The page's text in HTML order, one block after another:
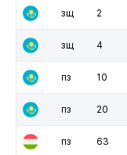
зщ 2
зщ 4
пз 10
пз 20
пз 63